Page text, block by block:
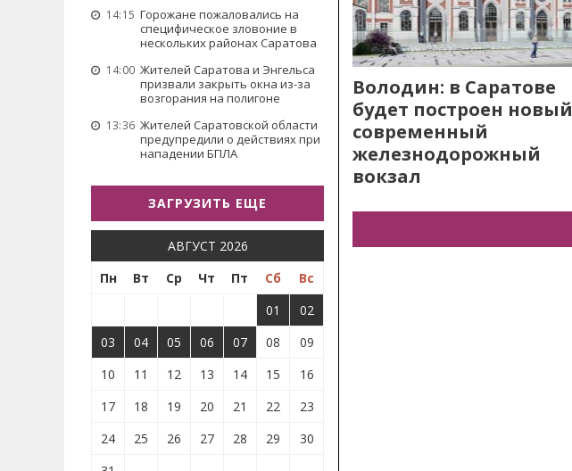
14:15 Горожане пожаловались на
специфическое зловоние в
нескольких районах Саратова
14:00 Жителей Саратова и Энгельса
призвали закрыть окна из-за
возгорания на полигоне
13:36 Жителей Саратовской области
предупредили о действиях при
нападении БПЛА
ЗАГРУЗИТЬ ЕЩЕ
АВГУСТ 2026
Пн
Вт Ср Чт Пт Сб
Вс
01
02
03
04 05 06 07 08
09
10
11 12 13 14 15
16
17
18 19 20 21 22
23
24
25 26 27 28 29
30
Володин: в Саратове
будет построен новый
современный
железнодорожный
вокзал